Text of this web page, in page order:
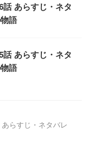
あらすじ・ネタ
語
あらすじ・ネタ
語
らすじ・ネタバレ